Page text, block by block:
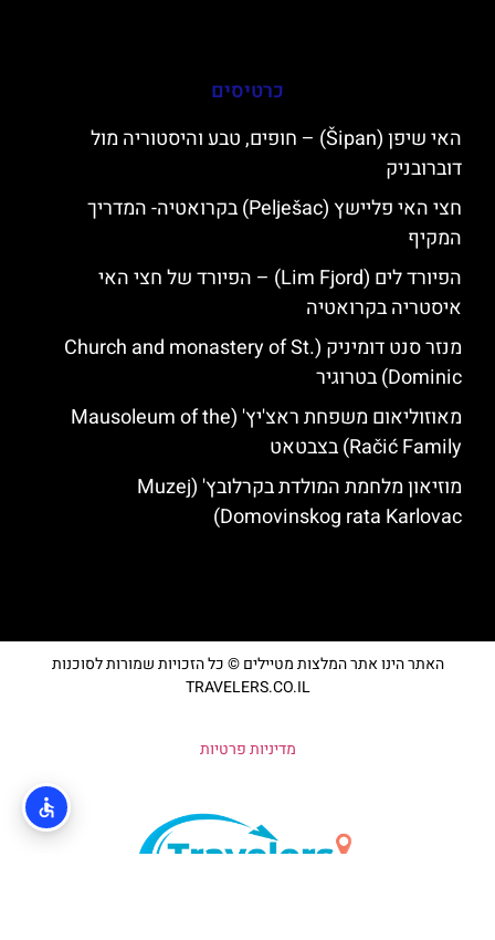
כרטיסים
האי שיפן (Šipan) – חופים, טבע והיסטוריה מול
דוברובניק
חצי האי פליישץ (Pelješac) בקרואטיה- המדריך
המקיף
הפיורד לים (Lim Fjord) – הפיורד של חצי האי
איסטריה בקרואטיה
מנזר סנט דומיניק (Church and monastery of St.
Dominic) בטרוגיר
מאוזוליאום משפחת ראצ'יץ' (Mausoleum of the
Račić Family) בצבטאט
מוזיאון מלחמת המולדת בקרלובץ' (Muzej
Domovinskog rata Karlovac)
האתר הינו אתר המלצות מטיילים © כל הזכויות שמורות לסוכנות
TRAVELERS.CO.IL
מדיניות פרטיות